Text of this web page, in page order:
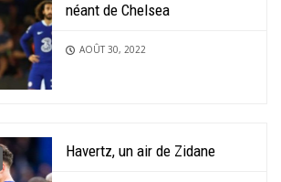
néant de Chelsea
AOÛT 30, 2022
Havertz, un air de Zidane